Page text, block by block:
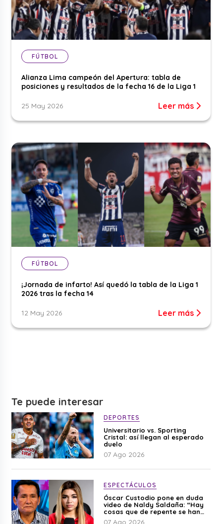
FÚTBOL
Alianza Lima campeón del Apertura: tabla de
posiciones y resultados de la fecha 16 de la Liga 1
25 May 2026 Leer más
FÚTBOL
¡Jornada de infarto! Así quedó la tabla de la Liga 1
2026 tras la fecha 14
12 May 2026 Leer más
Te puede interesar
DEPORTES
Universitario vs. Sporting
Cristal: así llegan al esperado
duelo
07 Ago 2026
ESPECTÁCULOS
Óscar Custodio pone en duda
video de Naldy Saldaña: “Hay
cosas que de repente se han
editado”
07 Ago 2026